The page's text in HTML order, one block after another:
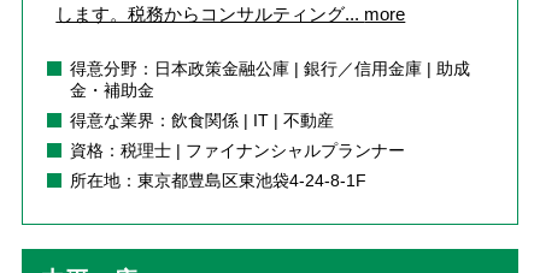
します。税務からコンサルティング... more
得意分野：日本政策金融公庫 | 銀行／信用金庫 | 助成
金・補助金
得意な業界：飲食関係 | IT | 不動産
資格：税理士 | ファイナンシャルプランナー
所在地：東京都豊島区東池袋4-24-8-1F